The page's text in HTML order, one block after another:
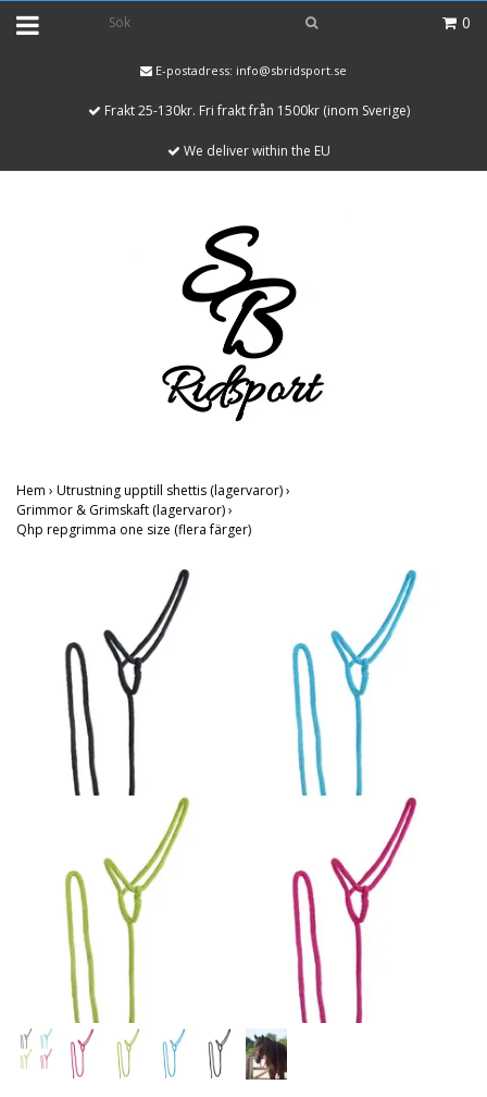
0
E-postadress: info@sbridsport.se
Frakt 25-130kr. Fri frakt från 1500kr (inom Sverige)
We deliver within the EU
Hem › Utrustning upptill shettis (lagervaror)›
Grimmor & Grimskaft (lagervaror)›
Qhp repgrimma one size (flera färger)